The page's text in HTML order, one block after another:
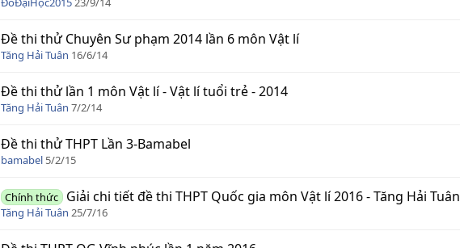
Đề thi thử Chuyên Sư phạm 2014 lần 6 môn Vật lí
Tăng Hải Tuân 16/6/14
Đề thi thử lần 1 môn Vật lí - Vật lí tuổi trẻ - 2014
Tăng Hải Tuân 7/2/14
Đề thi thử THPT Lần 3-Bamabel
bamabel 5/2/15
Chính thức Giải chi tiết đề thi THPT Quốc gia môn Vật lí 2016 - Tăng Hải Tuân
Tăng Hải Tuân 25/7/16